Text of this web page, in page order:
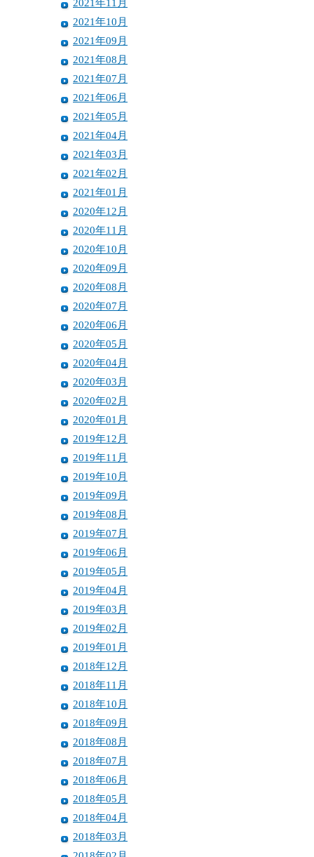
2021年11月
2021年10月
2021年09月
2021年08月
2021年07月
2021年06月
2021年05月
2021年04月
2021年03月
2021年02月
2021年01月
2020年12月
2020年11月
2020年10月
2020年09月
2020年08月
2020年07月
2020年06月
2020年05月
2020年04月
2020年03月
2020年02月
2020年01月
2019年12月
2019年11月
2019年10月
2019年09月
2019年08月
2019年07月
2019年06月
2019年05月
2019年04月
2019年03月
2019年02月
2019年01月
2018年12月
2018年11月
2018年10月
2018年09月
2018年08月
2018年07月
2018年06月
2018年05月
2018年04月
2018年03月